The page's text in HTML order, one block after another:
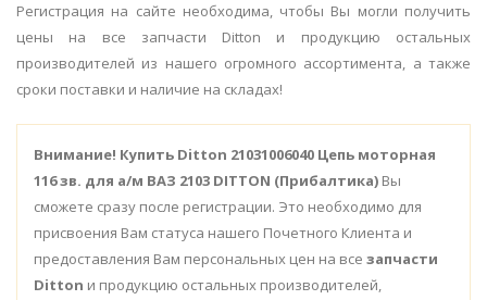
Регистрация на сайте необходима, чтобы Вы могли получить
цены на все запчасти Ditton и продукцию остальных
производителей из нашего огромного ассортимента, а также
сроки поставки и наличие на складах!
Внимание! Купить Ditton 21031006040 Цепь моторная
116 зв. для а/м ВАЗ 2103 DITTON (Прибалтика) Вы
сможете сразу после регистрации. Это необходимо для
присвоения Вам статуса нашего Почетного Клиента и
предоставления Вам персональных цен на все запчасти
Ditton и продукцию остальных производителей,